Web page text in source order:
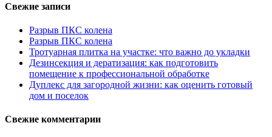
Свежие записи
Разрыв ПКС колена
Разрыв ПКС колена
Тротуарная плитка на участке: что важно до укладки
Дезинсекция и дератизация: как подготовить
помещение к профессиональной обработке
Дуплекс для загородной жизни: как оценить готовый
дом и поселок
Свежие комментарии